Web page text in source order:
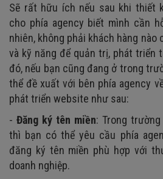
Sẽ rất hữu ích nếu sau khi thiết
cho phía agency biết mình cần
nhiên, không phải khách hàng nào
và kỹ năng để quản trị, phát triển
đó, nếu bạn cũng đang ở trong
thể đề xuất với bên phía agency
phát triển website như sau:
- Đăng ký tên miền: Trong
thì bạn có thể yêu cầu phía
đăng ký tên miền phù hợp với
doanh nghiệp.